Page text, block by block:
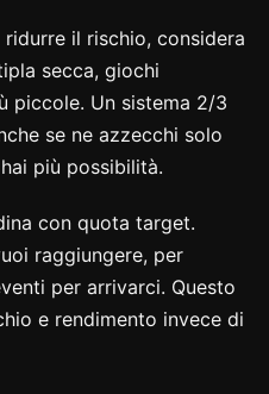
il rischio, considera
secca, giochi
piccole. Un sistema 2/3
se ne azzecchi solo
più possibilità.
con quota target.
raggiungere, per
per arrivarci. Questo
e rendimento invece di